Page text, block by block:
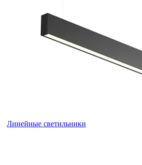
Линейные светильники